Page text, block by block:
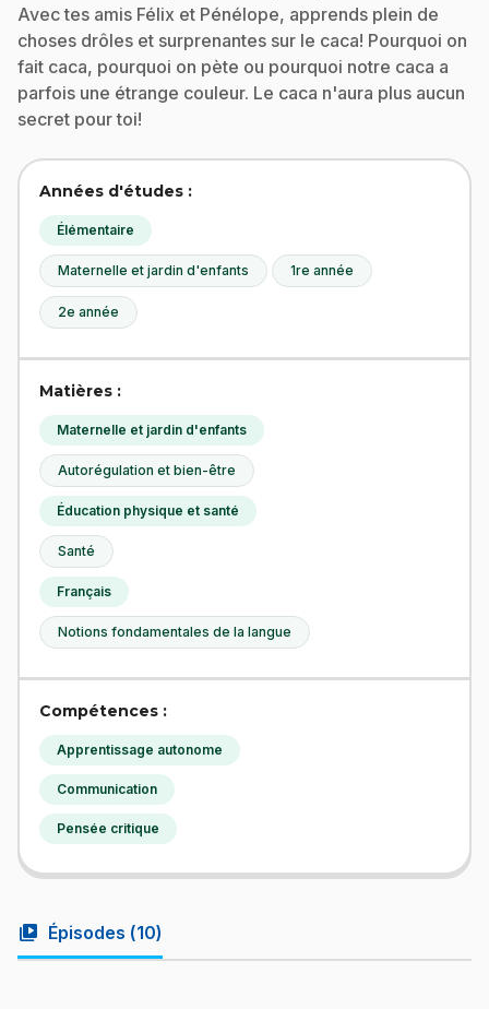
Avec tes amis Félix et Pénélope, apprends plein de
choses drôles et surprenantes sur le caca! Pourquoi on
fait caca, pourquoi on pète ou pourquoi notre caca a
parfois une étrange couleur. Le caca n'aura plus aucun
secret pour toi!
Années d'études :
Élémentaire
Maternelle et jardin d'enfants 1re année
2e année
Matières :
Maternelle et jardin d'enfants
Autorégulation et bien-être
Éducation physique et santé
Santé
Français
Notions fondamentales de la langue
Compétences :
Apprentissage autonome
Communication
Pensée critique
video_library Épisodes (10)